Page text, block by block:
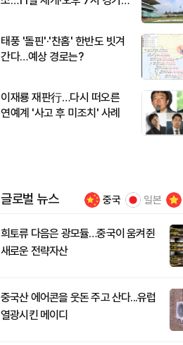
태풍 '돌핀'·'찬홈' 한반도 빗겨
간다…예상 경로는?
이재룡 재판行…다시 떠오른
연예계 '사고 후 미조치' 사례
글로벌 뉴스 중국 일본
희토류 다음은 광모듈…중국이 움켜쥔
새로운 전략자산
중국산 에어콘을 웃돈 주고 산다...유럽
열광시킨 메이디